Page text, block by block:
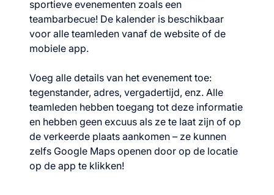
sportieve evenementen zoals een
teambarbecue! De kalender is beschikbaar
voor alle teamleden vanaf de website of de
mobiele app.
Voeg alle details van het evenement toe:
tegenstander, adres, vergadertijd, enz. Alle
teamleden hebben toegang tot deze informatie
en hebben geen excuus als ze te laat zijn of op
de verkeerde plaats aankomen – ze kunnen
zelfs Google Maps openen door op de locatie
op de app te klikken!